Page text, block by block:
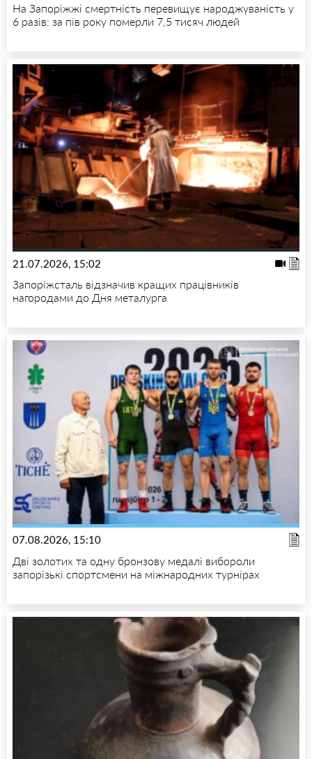
На Запоріжжі смертність перевищує народжуваність у
6 разів: за пів року померли 7,5 тисяч людей
21.07.2026, 15:02
Запоріжсталь відзначив кращих працівників
нагородами до Дня металурга
07.08.2026, 15:10
Дві золотих та одну бронзову медалі вибороли
запорізькі спортсмени на міжнародних турнірах